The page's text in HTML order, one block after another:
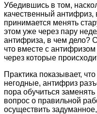
Убедившись в том,
качественный антифриз,
принимается менять
этом уже через пару
антифриза, в чем дело?
что вместе с
через которые
Практика показывает,
негодные, антифриз
пора обучиться
вопрос о правильной
осуществить